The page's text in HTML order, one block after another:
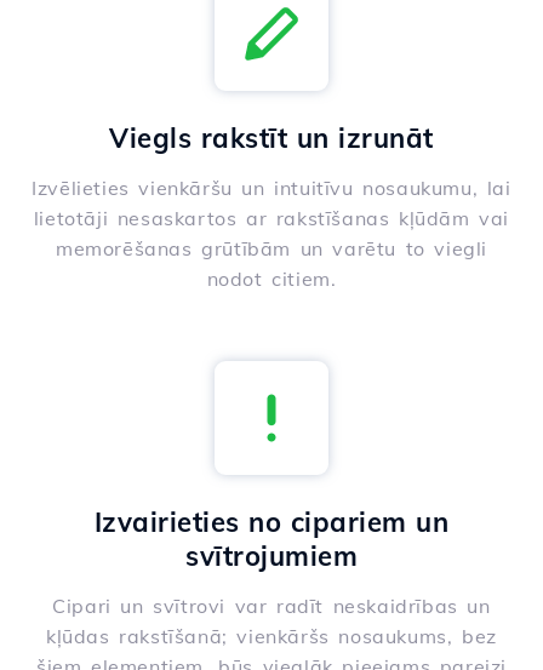
Viegls rakstīt un izrunāt
Izvēlieties vienkāršu un intuitīvu nosaukumu, lai
lietotāji nesaskartos ar rakstīšanas kļūdām vai
memorēšanas grūtībām un varētu to viegli
nodot citiem.
Izvairieties no cipariem un
svītrojumiem
Cipari un svītrovi var radīt neskaidrības un
kļūdas rakstīšanā; vienkāršs nosaukums, bez